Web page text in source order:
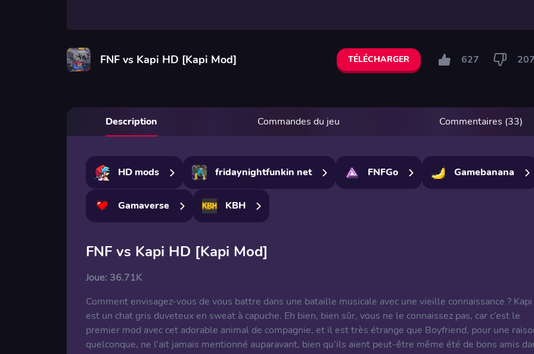
FNF vs Kapi HD [Kapi Mod] TÉLÉCHARGER 627
Description Commandes du jeu Commentaires (33)
HD mods fridaynightfunkin net FNFGo Gamebanana
Gamaverse KBH
FNF vs Kapi HD [Kapi Mod]
Joue: 36.71K
Comment envisagez-vous de vous battre dans une bataille musicale avec une vieille connaissance ? Kapi
est un chat gris duveteux en sweat à capuche. Eh bien, bien sûr, vous ne le connaissez pas, car c’est le
premier mod avec cet adorable animal de compagnie, et il est très étrange que Boyfriend, pour une
quelconque, ne l’ait jamais mentionné auparavant, bien qu’ils aient peut-être même été de bons amis